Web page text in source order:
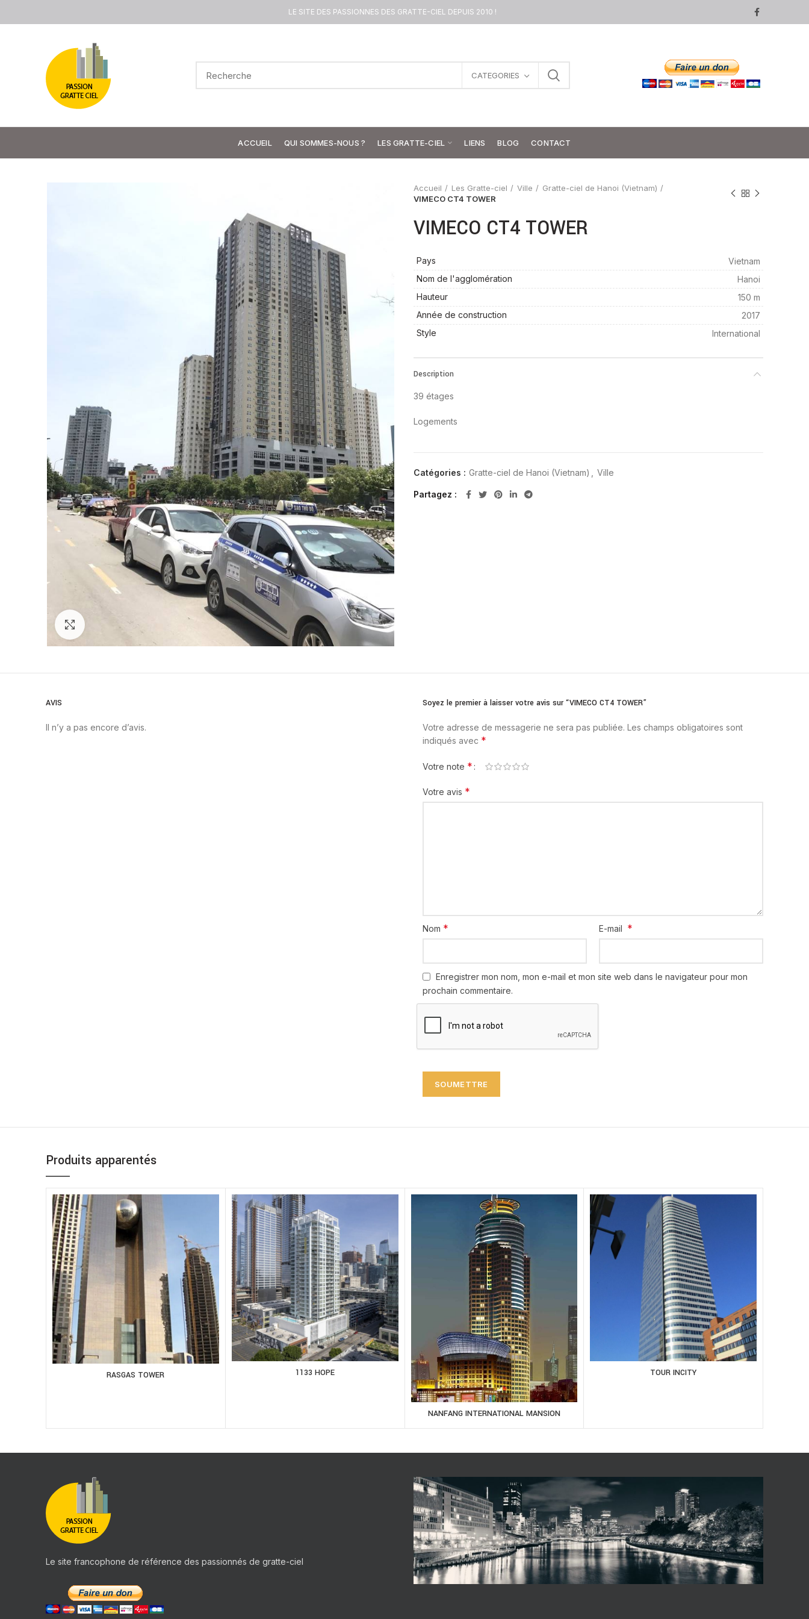
LE SITE DES PASSIONNES DES GRATTE-CIEL DEPUIS 2010 !
CATEGORIES
ACCUEIL QUI SOMMES-NOUS ? LES GRATTE-CIEL LIENS BLOG CONTACT
Accueil Les Gratte-ciel Ville
Gratte-ciel de Hanoi (Vietnam)
VIMECO CT4 TOWER
VIMECO CT4 TOWER
Pays
Vietnam
Nom de l'agglomération
Hanoi
Hauteur
150 m
Année de construction
2017
Style
International
Description
39 étages
Logements
Catégories : Gratte-ciel de Hanoi (Vietnam) Ville
Partagez
AVIS
Il n’y a pas encore d’avis.
Soyez le premier à laisser votre avis sur “VIMECO CT4 TOWER”
Votre adresse de messagerie ne sera pas publiée. Les champs obligatoires sont
indiqués avec *
Votre note *
Votre avis *
Nom * E-mail *
Enregistrer mon nom, mon e-mail et mon site web dans le navigateur pour mon
prochain commentaire.
Produits apparentés
RASGAS TOWER 1133 HOPE
NANFANG INTERNATIONAL MANSION
TOUR INCITY
Le site francophone de référence des passionnés de gratte-ciel